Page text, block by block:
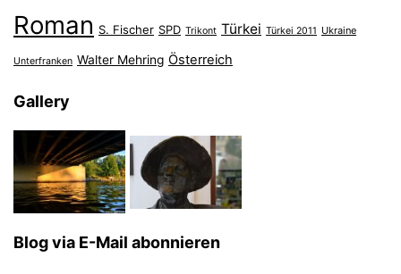
Roman S. Fischer SPD Trikont Türkei Türkei 2011 Ukraine
Unterfranken Walter Mehring Österreich
Gallery
Blog via E-Mail abonnieren